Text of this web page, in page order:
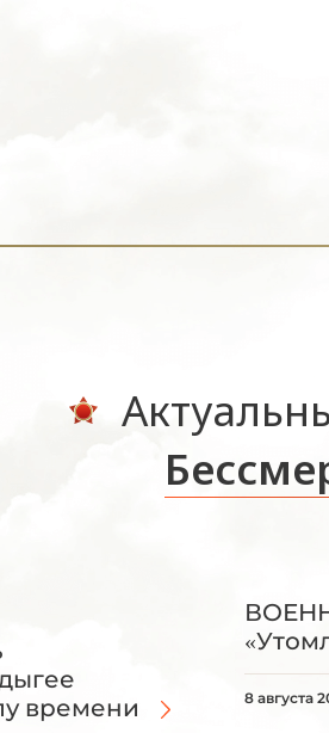
времени
8 августа